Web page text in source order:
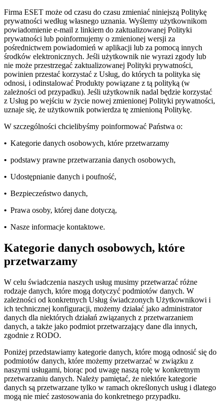
Firma ESET może od czasu do czasu zmieniać niniejszą Politykę
prywatności według własnego uznania. Wyślemy użytkownikom
powiadomienie e-mail z linkiem do zaktualizowanej Polityki
prywatności lub poinformujemy o zmienionej wersji za
pośrednictwem powiadomień w aplikacji lub za pomocą innych
środków elektronicznych. Jeśli użytkownik nie wyrazi zgody lub
nie może przestrzegać zaktualizowanej Polityki prywatności,
powinien przestać korzystać z Usług, do których ta polityka się
odnosi, i odinstalować Produkty powiązane z tą polityką (w
zależności od przypadku). Jeśli użytkownik nadal będzie korzystać
z Usług po wejściu w życie nowej zmienionej Polityki prywatności,
uznaje się, że użytkownik potwierdza tę zmienioną Politykę.
W szczególności chcielibyśmy poinformować Państwa o:
• Kategorie danych osobowych, które przetwarzamy
• podstawy prawne przetwarzania danych osobowych,
• Udostępnianie danych i poufność,
• Bezpieczeństwo danych,
• Prawa osoby, której dane dotyczą,
• Nasze informacje kontaktowe.
Kategorie danych osobowych, które
przetwarzamy
W celu świadczenia naszych usług musimy przetwarzać różne
rodzaje danych, które mogą dotyczyć podmiotów danych. W
zależności od konkretnych Usług świadczonych Użytkownikowi i
ich technicznej konfiguracji, możemy działać jako administrator
danych dla niektórych działań związanych z przetwarzaniem
danych, a także jako podmiot przetwarzający dane dla innych,
zgodnie z RODO.
Poniżej przedstawiamy kategorie danych, które mogą odnosić się do
podmiotów danych, które możemy przetwarzać w związku z
naszymi usługami, biorąc pod uwagę naszą rolę w konkretnym
przetwarzaniu danych. Należy pamiętać, że niektóre kategorie
danych są przetwarzane tylko w ramach określonych usług i dlatego
mogą nie mieć zastosowania do konkretnego przypadku.